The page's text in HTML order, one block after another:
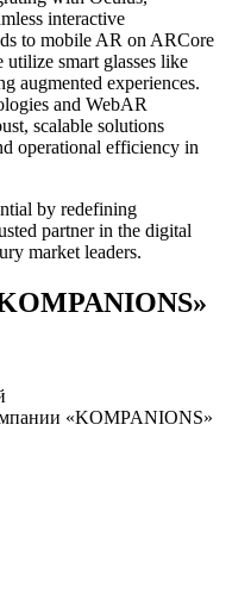
interactive
to mobile AR on ARCore
smart glasses like
augmented experiences.
and WebAR
scalable solutions
operational efficiency in
by redefining
partner in the digital
market leaders.
«KOMPANIONS»